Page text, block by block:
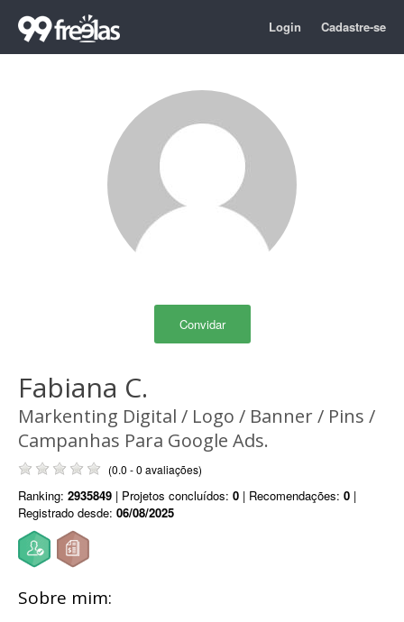
Login Cadastre-se
Convidar
Fabiana C.
Markenting Digital / Logo / Banner / Pins /
Campanhas Para Google Ads.
(0.0 - 0 avaliações)
Ranking: 2935849 | Projetos concluídos: 0 | Recomendações: 0 |
Registrado desde: 06/08/2025
Sobre mim: